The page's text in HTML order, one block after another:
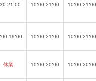
21:00 10:00-21:00 10:00-21:00
19:00 10:00-21:00 10:00-21:00
休業 10:00-20:00 10:00-20:00